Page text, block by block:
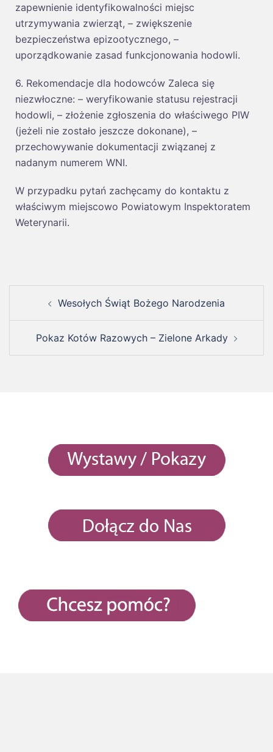
zapewnienie identyfikowalności miejsc
utrzymywania zwierząt, – zwiększenie
bezpieczeństwa epizootycznego, –
uporządkowanie zasad funkcjonowania hodowli.
6. Rekomendacje dla hodowców Zaleca się
niezwłoczne: – weryfikowanie statusu rejestracji
hodowli, – złożenie zgłoszenia do właściwego PIW
(jeżeli nie zostało jeszcze dokonane), –
przechowywanie dokumentacji związanej z
nadanym numerem WNI.
W przypadku pytań zachęcamy do kontaktu z
właściwym miejscowo Powiatowym Inspektoratem
Weterynarii.
Wesołych Świąt Bożego Narodzenia
Pokaz Kotów Razowych – Zielone Arkady